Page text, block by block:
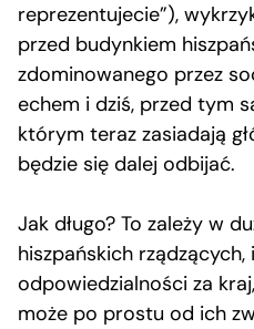
reprezentujecie”),
przed budynkiem
zdominowanego przez
echem i dziś, przed tym
którym teraz zasiadają
będzie się dalej odbijać.
Jak długo? To zależy w
hiszpańskich
odpowiedzialności za
może po prostu od ich